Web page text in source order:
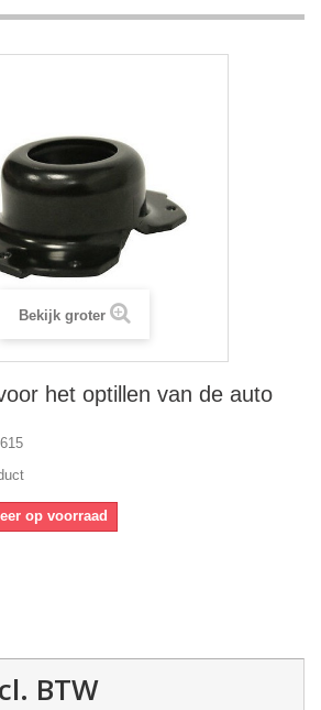
Bekijk groter
het optillen van de auto
op voorraad
BTW